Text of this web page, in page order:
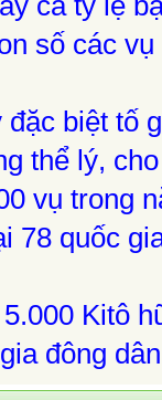
số các
biệt tố
thể lý,
vụ trong
78 quốc
Kitô
đông